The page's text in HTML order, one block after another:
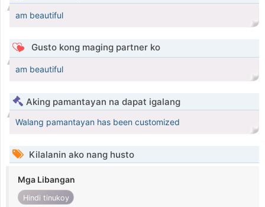
am beautiful
Gusto kong maging partner ko
am beautiful
Aking pamantayan na dapat igalang
Walang pamantayan has been customized
Kilalanin ako nang husto
Mga Libangan
Hindi tinukoy